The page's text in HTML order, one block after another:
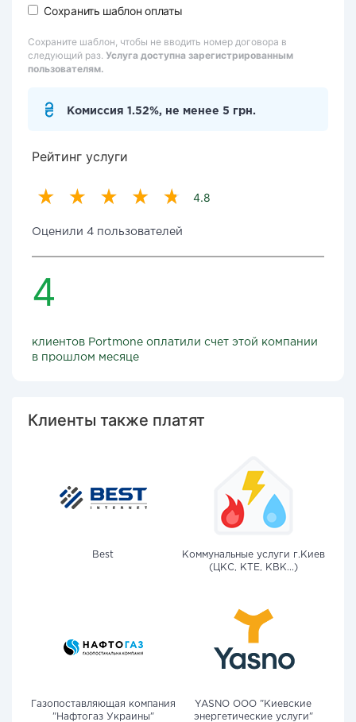
Сохранить шаблон оплаты
Сохраните шаблон, чтобы не вводить номер договора в
следующий раз. Услуга доступна зарегистрированным
пользователям.
Комиссия 1.52%, не менее 5 грн.
Рейтинг услуги
4.8
Оценили 4 пользователей
4
клиентов Portmone оплатили счет этой компании
в прошлом месяце
Клиенты также платят
Best
Коммунальные услуги г.Киев
(ЦКС, КТЕ, КВК...)
Газопоставляющая компания
"Нафтогаз Украины"
YASNO OOO "Киевские
энергетические услуги"